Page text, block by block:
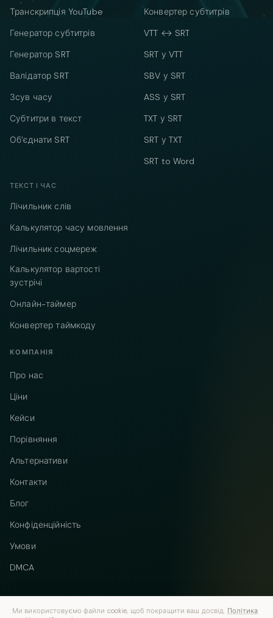
Транскрипція YouTube
Генератор субтитрів
Генератор SRT
Валідатор SRT
Зсув часу
Субтитри в текст
Об’єднати SRT
Конвертер субтитрів
VTT ↔ SRT
SRT у VTT
SBV у SRT
ASS у SRT
TXT у SRT
SRT у TXT
SRT to Word
ТЕКСТ І ЧАС
Лічильник слів
Калькулятор часу мовлення
Лічильник соцмереж
Калькулятор вартості
зустрічі
Онлайн-таймер
Конвертер таймкоду
КОМПАНІЯ
Про нас
Ціни
Кейси
Порівняння
Альтернативи
Контакти
Блог
Конфіденційність
Умови
DMCA
Ми використовуємо файли cookie, щоб покращити ваш досвід. Політика